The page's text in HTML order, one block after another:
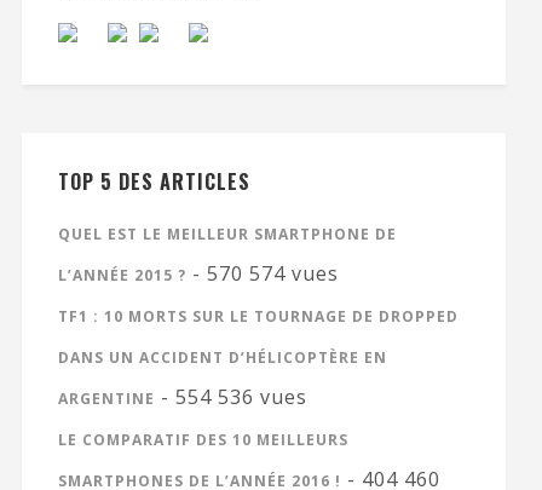
TOP 5 DES ARTICLES
QUEL EST LE MEILLEUR SMARTPHONE DE
L’ANNÉE 2015 ? - 570 574 vues
TF1 : 10 MORTS SUR LE TOURNAGE DE DROPPED
DANS UN ACCIDENT D’HÉLICOPTÈRE EN
ARGENTINE - 554 536 vues
LE COMPARATIF DES 10 MEILLEURS
SMARTPHONES DE L’ANNÉE 2016 ! - 404 460